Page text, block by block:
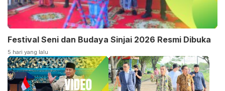
Festival Seni dan Budaya Sinjai 2026 Resmi Dibuka
5 hari yang lalu